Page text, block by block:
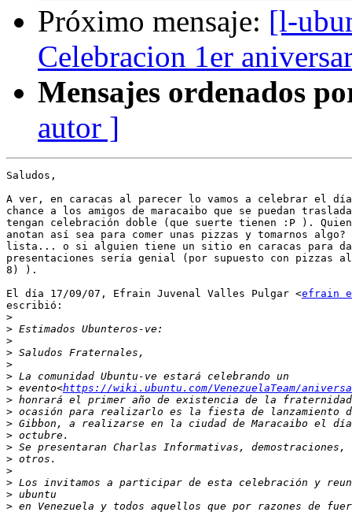
Próximo mensaje: [l-
Celebracion 1er
Mensajes ordenados
autor ]
Saludos,
A ver, en caracas al parecer lo vamos a celebrar el
chance a los amigos de maracaibo que se puedan
tengan celebración doble (que suerte tienen :P ).
anotan así sea para comer unas pizzas y tomarnos
lista... o si alguien tiene un sitio en caracas para
presentaciones sería genial (por supuesto con pizzas
8) ).
El día 17/09/07, Efrain Juvenal Valles Pulgar <efrain
escribió:
>
>
>
>
>
>
> evento<https://wiki.ubuntu.com/VenezuelaTeam/
>
>
>
>
>
>
>
>
>
>